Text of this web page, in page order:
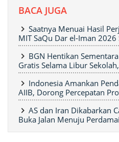
BACA JUGA
Saatnya Menuai Hasil
MIT SaQu Dar el-Iman 2026
BGN Hentikan
Gratis Selama Libur
Indonesia Amankan
AIIB, Dorong Percepatan
AS dan Iran Dikabarkan
Buka Jalan Menuju